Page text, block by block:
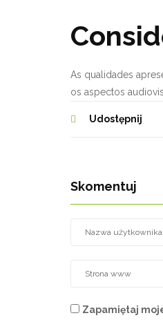
As qualidades
os aspectos
Udostępnij
Skomentuj
Zapamiętaj